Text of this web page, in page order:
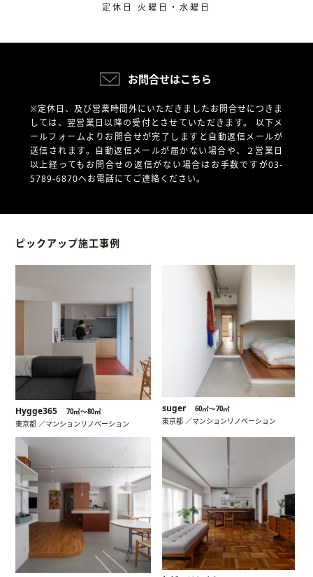
定休日 火曜日・水曜日
お問合せはこちら
※定休日、及び営業時間外にいただきましたお問合せにつきま
しては、翌営業日以降の受付とさせていただきます。 以下メ
ールフォームよりお問合せが完了しますと自動返信メールが
送信されます。自動返信メールが届かない場合や、
２営業日
以上経ってもお問合せの返信がない場合はお手数ですが03-
5789-6870へお電話にてご連絡ください。
ピックアップ施工事例
Hygge365 70㎡〜80㎡
東京都 ／マンションリノベーション
suger 60㎡〜70㎡
東京都 ／マンションリノベーション